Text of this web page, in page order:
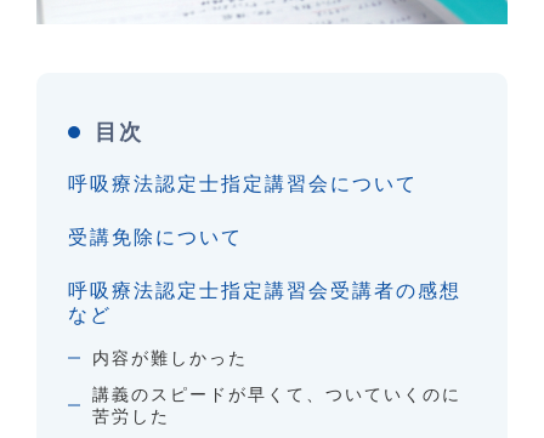
目次
呼吸療法認定士指定講習会について
受講免除について
呼吸療法認定士指定講習会受講者の感想
など
内容が難しかった
講義のスピードが早くて、ついていくのに
苦労した